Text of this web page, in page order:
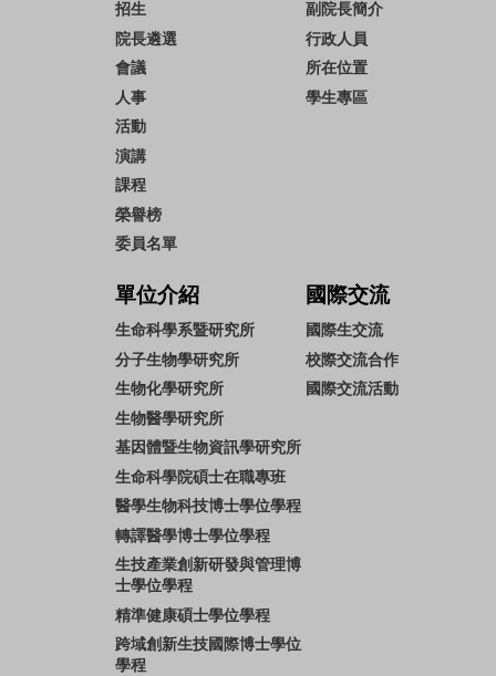
招生
院長遴選
會議
人事
活動
演講
課程
榮譽榜
委員名單
副院長簡介
行政人員
所在位置
學生專區
單位介紹
生命科學系暨研究所
分子生物學研究所
生物化學研究所
生物醫學研究所
基因體暨生物資訊學研究所
生命科學院碩士在職專班
醫學生物科技博士學位學程
轉譯醫學博士學位學程
生技產業創新研發與管理博
士學位學程
精準健康碩士學位學程
跨域創新生技國際博士學位
學程
國際交流
國際生交流
校際交流合作
國際交流活動